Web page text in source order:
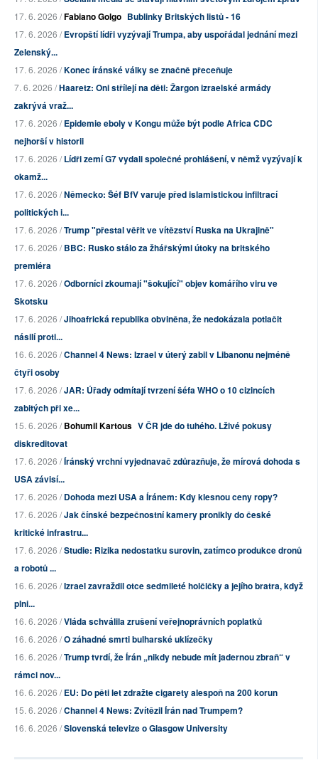
17. 6. 2026 /Fabiano Golgo Bublinky Britských listů - 16
17. 6. 2026 /Evropští lídři vyzývají Trumpa, aby uspořádal jednání mezi
Zelenský...
17. 6. 2026 /Konec íránské války se značně přeceňuje
7. 6. 2026 /Haaretz: Oni střílejí na děti: Žargon izraelské armády
zakrývá vraž...
17. 6. 2026 /Epidemie eboly v Kongu může být podle Africa CDC
nejhorší v historii
17. 6. 2026 /Lídři zemí G7 vydali společné prohlášení, v němž vyzývají k
okamž...
17. 6. 2026 /Německo: Šéf BfV varuje před islamistickou infiltrací
politických i...
17. 6. 2026 /Trump "přestal věřit ve vítězství Ruska na Ukrajině"
17. 6. 2026 /BBC: Rusko stálo za žhářskými útoky na britského
premiéra
17. 6. 2026 /Odborníci zkoumají "šokující" objev komářího viru ve
Skotsku
17. 6. 2026 /Jihoafrická republika obviněna, že nedokázala potlačit
násilí proti...
16. 6. 2026 /Channel 4 News: Izrael v úterý zabil v Libanonu nejméně
čtyři osoby
17. 6. 2026 /JAR: Úřady odmítají tvrzení šéfa WHO o 10 cizincích
zabitých při xe...
15. 6. 2026 /Bohumil Kartous V ČR jde do tuhého. Lživé pokusy
diskreditovat
17. 6. 2026 /Íránský vrchní vyjednavač zdůrazňuje, že mírová dohoda s
USA závisí...
17. 6. 2026 /Dohoda mezi USA a Íránem: Kdy klesnou ceny ropy?
17. 6. 2026 /Jak čínské bezpečnostní kamery pronikly do české
kritické infrastru...
17. 6. 2026 /Studie: Rizika nedostatku surovin, zatímco produkce dronů
a robotů ...
16. 6. 2026 /Izrael zavraždil otce sedmileté holčičky a jejího bratra, když
plni...
16. 6. 2026 /Vláda schválila zrušení veřejnoprávních poplatků
16. 6. 2026 /O záhadné smrti bulharské uklízečky
16. 6. 2026 /Trump tvrdí, že Írán „nikdy nebude mít jadernou zbraň“ v
rámci nov...
16. 6. 2026 /EU: Do pěti let zdražte cigarety alespoň na 200 korun
15. 6. 2026 /Channel 4 News: Zvítězil Írán nad Trumpem?
16. 6. 2026 /Slovenská televize o Glasgow University